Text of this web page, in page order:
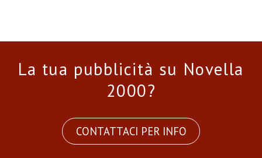
La tua pubblicità su Novella
2000?
CONTATTACI PER INFO